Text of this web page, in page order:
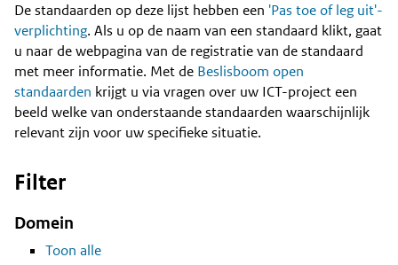
Content
De standaarden op deze lijst hebben een 'Pas toe of leg uit'-
verplichting. Als u op de naam van een standaard klikt, gaat
u naar de webpagina van de registratie van de standaard
met meer informatie. Met de Beslisboom open
standaarden krijgt u via vragen over uw ICT-project een
beeld welke van onderstaande standaarden waarschijnlijk
relevant zijn voor uw specifieke situatie.
Filter
Domein
Toon alle